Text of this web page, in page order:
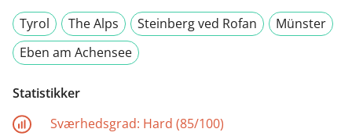
Tyrol
The Alps Steinberg ved Rofan
Münster
Eben am Achensee
Statistikker
Sværhedsgrad: Hard (85/100)